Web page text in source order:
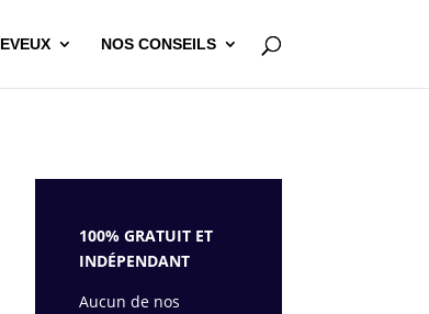
NOS CONSEILS
100% GRATUIT ET
INDÉPENDANT
Aucun de nos